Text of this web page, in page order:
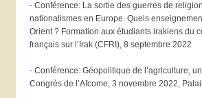
- Conférence: La sortie des guerres de
nationalismes en Europe. Quels
Orient ? Formation aux étudiants irakiens du
français sur l’Irak (CFRI), 8 septembre 2022
- Conférence: Géopolitique de l’agriculture,
Congrès de l’Afcome, 3 novembre 2022,